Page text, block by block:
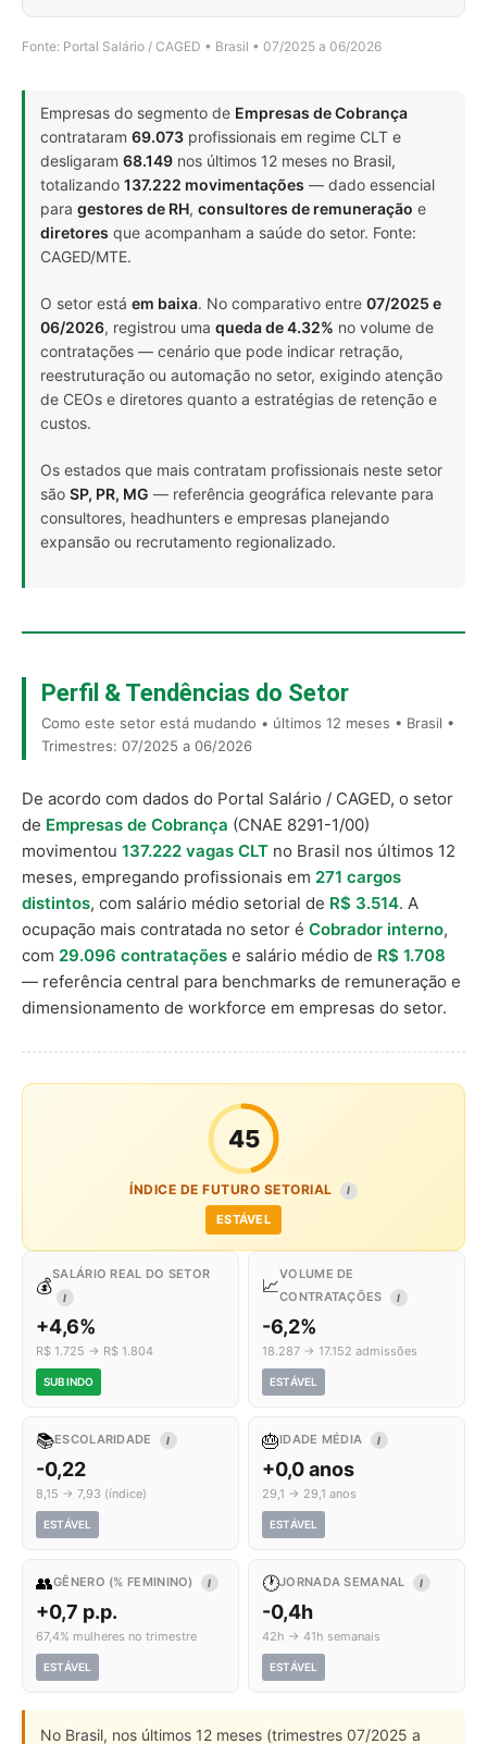
Fonte: Portal Salário / CAGED • Brasil • 07/2025 a 06/2026
Empresas do segmento de Empresas de Cobrança
contrataram 69.073 profissionais em regime CLT e
desligaram 68.149 nos últimos 12 meses no Brasil,
totalizando 137.222 movimentações — dado essencial
para gestores de RH, consultores de remuneração e
diretores que acompanham a saúde do setor. Fonte:
CAGED/MTE.
O setor está em baixa. No comparativo entre 07/2025 e
06/2026, registrou uma queda de 4.32% no volume de
contratações — cenário que pode indicar retração,
reestruturação ou automação no setor, exigindo atenção
de CEOs e diretores quanto a estratégias de retenção e
custos.
Os estados que mais contratam profissionais neste setor
são SP, PR, MG — referência geográfica relevante para
consultores, headhunters e empresas planejando
expansão ou recrutamento regionalizado.
Perfil & Tendências do Setor
Como este setor está mudando • últimos 12 meses • Brasil •
Trimestres: 07/2025 a 06/2026
De acordo com dados do Portal Salário / CAGED, o setor
de Empresas de Cobrança (CNAE 8291-1/00)
movimentou 137.222 vagas CLT no Brasil nos últimos 12
meses, empregando profissionais em 271 cargos
distintos, com salário médio setorial de R$ 3.514. A
ocupação mais contratada no setor é Cobrador interno,
com 29.096 contratações e salário médio de R$ 1.708
— referência central para benchmarks de remuneração e
dimensionamento de workforce em empresas do setor.
45
ÍNDICE DE FUTURO SETORIAL I
ESTÁVEL
💰
SALÁRIO REAL DO SETOR
I
+4,6%
R$ 1.725 → R$ 1.804
SUBINDO
📈
VOLUME DE
CONTRATAÇÕES
I
-6,2%
18.287 → 17.152 admissões
ESTÁVEL
📚ESCOLARIDADE I
-0,22
8,15 → 7,93 (índice)
ESTÁVEL
🎂IDADE MÉDIA I
+0,0 anos
29,1 → 29,1 anos
ESTÁVEL
👥GÊNERO (% FEMININO) I
+0,7 p.p.
67,4% mulheres no trimestre
ESTÁVEL
🕐JORNADA SEMANAL I
-0,4h
42h → 41h semanais
ESTÁVEL
No Brasil, nos últimos 12 meses (trimestres 07/2025 a